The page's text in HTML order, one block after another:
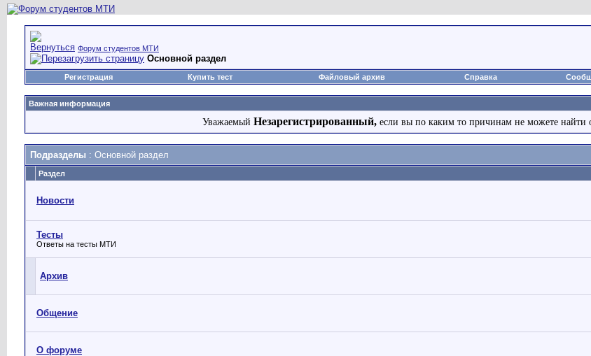
Форум студентов МТИ
Основной раздел
Регистрация Купить тест Файловый архив Справка
Важная информация
Уважаемый Незарегистрированный, если вы по каким то причинам не можете найти
Подразделы : Основной раздел
Раздел
Новости
Тесты
Ответы на тесты МТИ
Архив
Общение
О форуме